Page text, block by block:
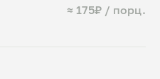
≈ 175₽ / порц.